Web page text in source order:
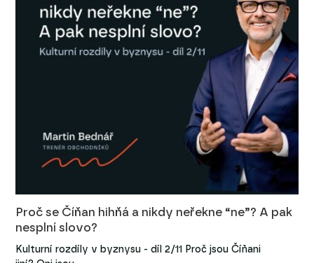
Proč se Číňan hihňá a nikdy neřekne “ne”? A pak
nesplní slovo?
Kulturní rozdíly v byznysu - díl 2/11 Proč jsou Číňani